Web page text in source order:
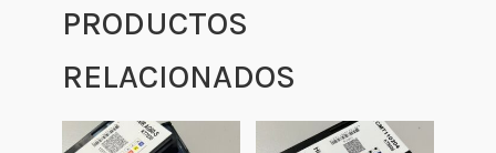
PRODUCTOS
RELACIONADOS